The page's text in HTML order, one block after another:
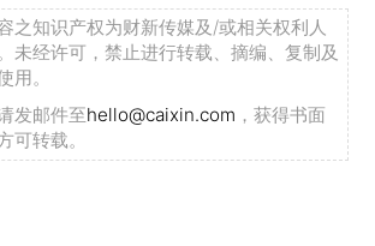
之知识产权为财新传媒及/或相关权利人
未经许可，禁止进行转载、摘编、复制及
用。
发邮件至hello@caixin.com ，获得书面
可转载。